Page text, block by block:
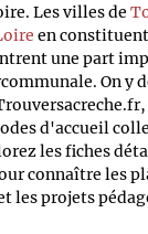
Les villes de
en
une part
On y
d'accueil
les fiches
connaître les
les projets